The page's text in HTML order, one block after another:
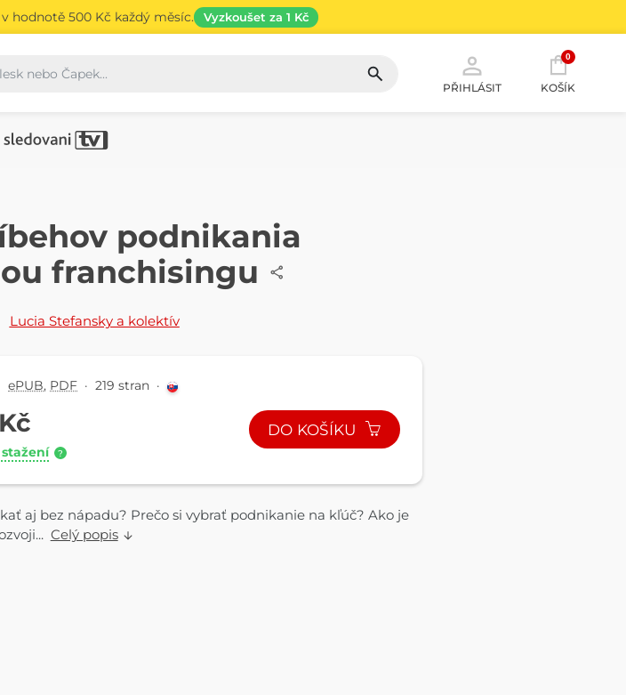
hodnotě 500 Kč každý měsíc. Vyzkoušet za 1 Kč
PŘIHLÁSIT
0
KOŠÍK
podnikania
franchisingu
Lucia Stefansky a kolektív
ePUB, PDF · 219 stran ·
?
DO KOŠÍKU
aj bez nápadu? Prečo si vybrať podnikanie na kľúč? Ako je
Celý popis